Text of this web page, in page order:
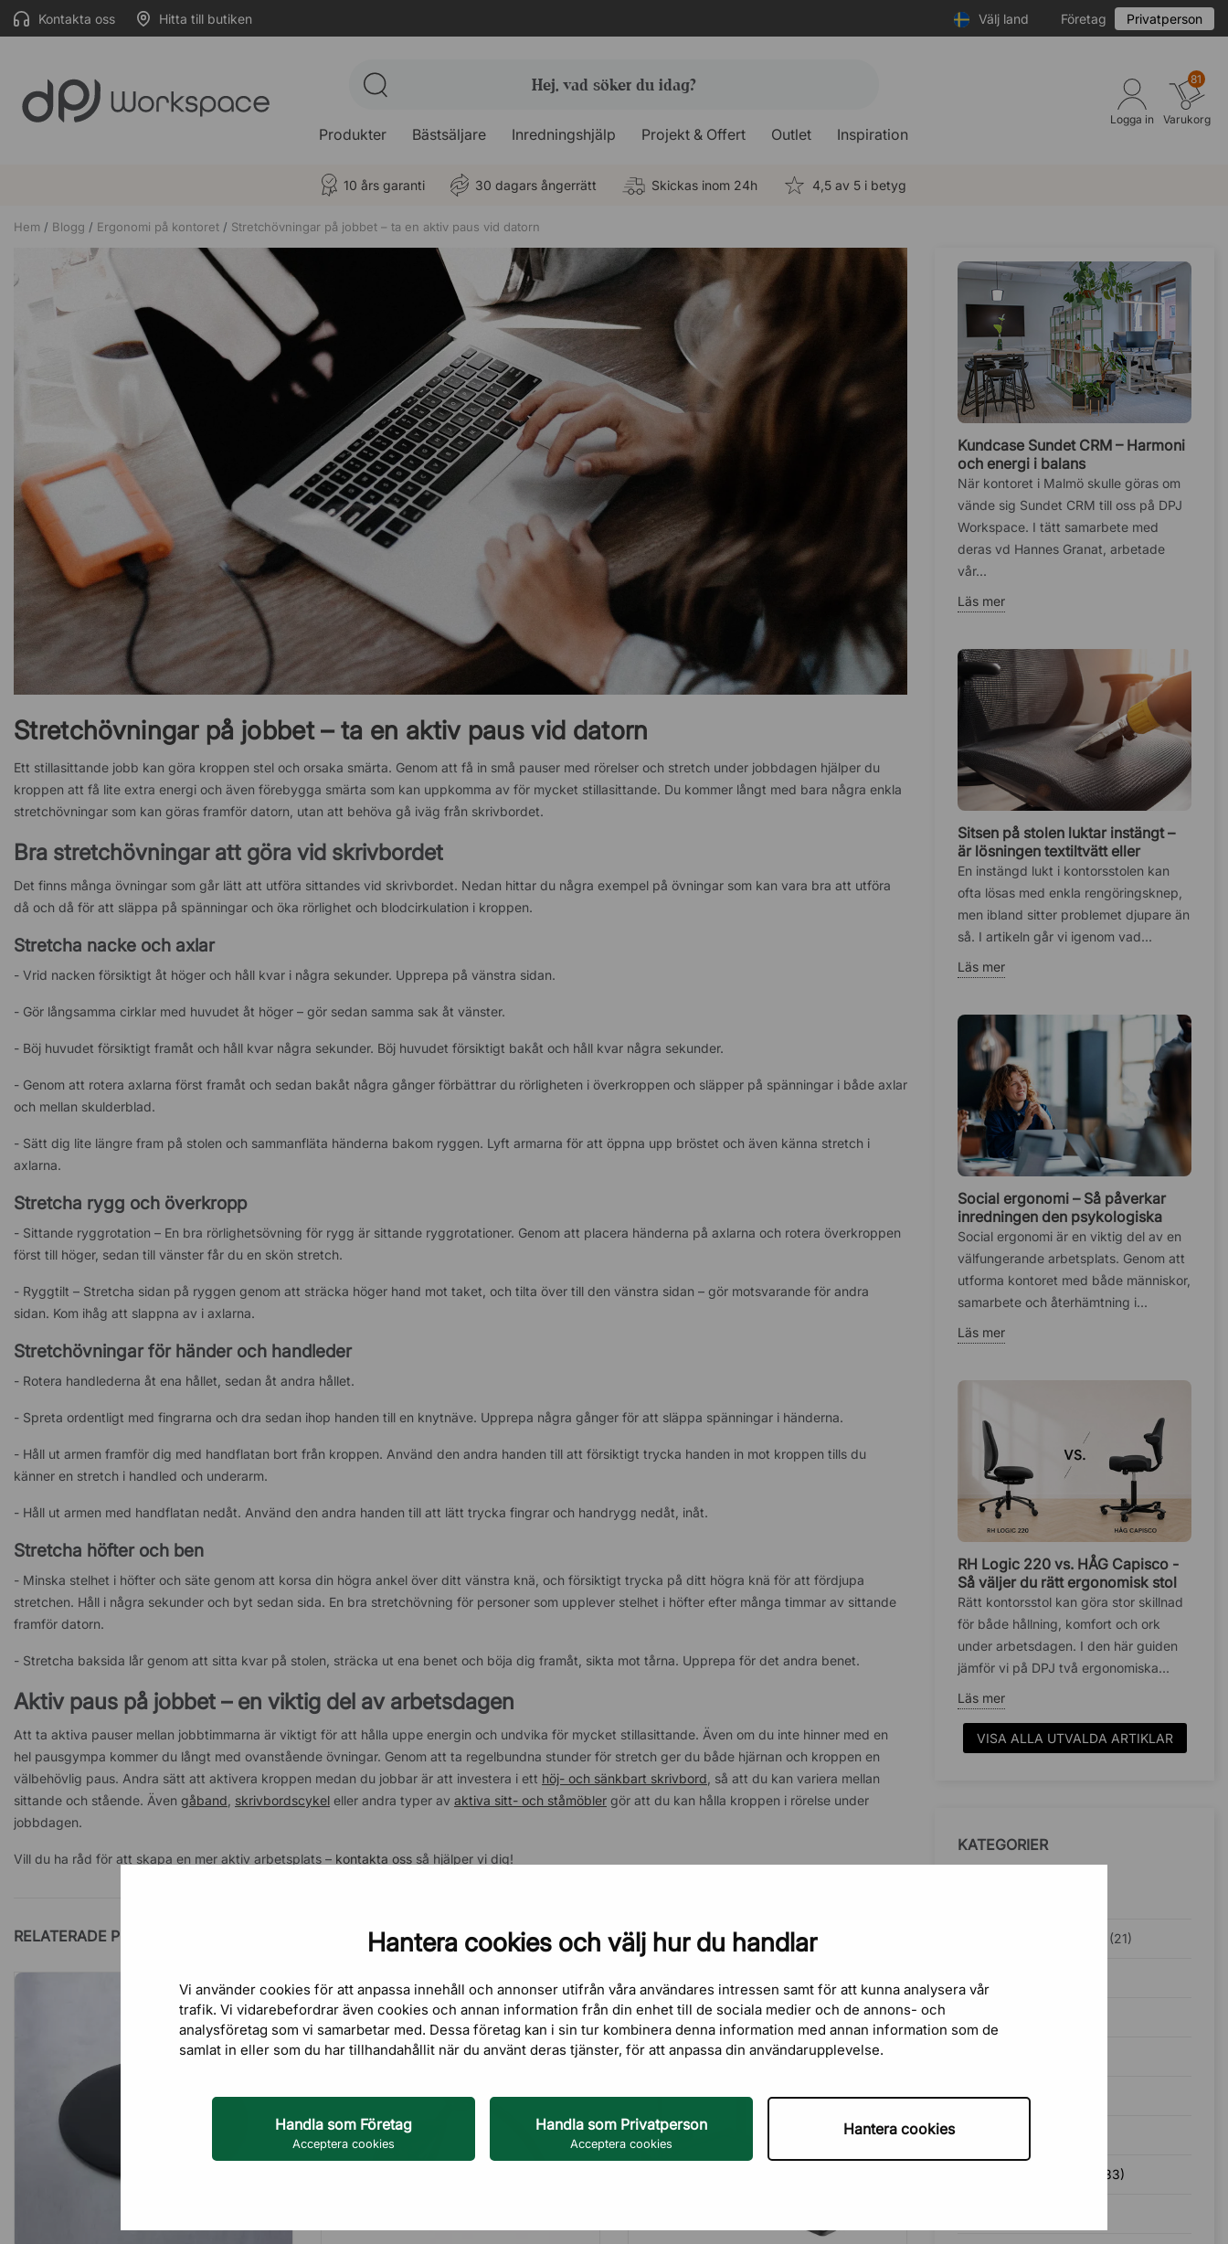
Hantera cookies och välj hur du handlar
Vi använder cookies för att anpassa innehåll och annonser utifrån våra användares intressen samt för att kunna analysera vår
trafik. Vi vidarebefordrar även cookies och annan information från din enhet till de sociala medier och de annons- och
analysföretag som vi samarbetar med. Dessa företag kan i sin tur kombinera denna information med annan information som de
samlat in eller som du har tillhandahållit när du använt deras tjänster, för att anpassa din användarupplevelse.
Handla som Företag
Acceptera cookies
Handla som Privatperson
Acceptera cookies
Hantera cookies
Kontakta oss Hitta till butiken Välj land Företag Privatperson
Produkter Bästsäljare Inredningshjälp Projekt & Offert Outlet Inspiration
Logga in
81
Varukorg
10 års garanti 30 dagars ångerrätt Skickas inom 24h 4,5 av 5 i betyg
Hem Blogg Ergonomi på kontoret Stretchövningar på jobbet – ta en aktiv paus vid datorn
Stretchövningar på jobbet – ta en aktiv paus vid datorn
Ett stillasittande jobb kan göra kroppen stel och orsaka smärta. Genom att få in små pauser med rörelser och stretch under jobbdagen hjälper du
kroppen att få lite extra energi och även förebygga smärta som kan uppkomma av för mycket stillasittande. Du kommer långt med bara några enkla
stretchövningar som kan göras framför datorn, utan att behöva gå iväg från skrivbordet.
Bra stretchövningar att göra vid skrivbordet
Det finns många övningar som går lätt att utföra sittandes vid skrivbordet. Nedan hittar du några exempel på övningar som kan vara bra att utföra
då och då för att släppa på spänningar och öka rörlighet och blodcirkulation i kroppen.
Stretcha nacke och axlar
- Vrid nacken försiktigt åt höger och håll kvar i några sekunder. Upprepa på vänstra sidan.
- Gör långsamma cirklar med huvudet åt höger – gör sedan samma sak åt vänster.
- Böj huvudet försiktigt framåt och håll kvar några sekunder. Böj huvudet försiktigt bakåt och håll kvar några sekunder.
- Genom att rotera axlarna först framåt och sedan bakåt några gånger förbättrar du rörligheten i överkroppen och släpper på spänningar i både axlar
och mellan skulderblad.
- Sätt dig lite längre fram på stolen och sammanfläta händerna bakom ryggen. Lyft armarna för att öppna upp bröstet och även känna stretch i
axlarna.
Stretcha rygg och överkropp
- Sittande ryggrotation – En bra rörlighetsövning för rygg är sittande ryggrotationer. Genom att placera händerna på axlarna och rotera överkroppen
först till höger, sedan till vänster får du en skön stretch.
- Ryggtilt – Stretcha sidan på ryggen genom att sträcka höger hand mot taket, och tilta över till den vänstra sidan – gör motsvarande för andra
sidan. Kom ihåg att slappna av i axlarna.
Stretchövningar för händer och handleder
- Rotera handlederna åt ena hållet, sedan åt andra hållet.
- Spreta ordentligt med fingrarna och dra sedan ihop handen till en knytnäve. Upprepa några gånger för att släppa spänningar i händerna.
- Håll ut armen framför dig med handflatan bort från kroppen. Använd den andra handen till att försiktigt trycka handen in mot kroppen tills du
känner en stretch i handled och underarm.
- Håll ut armen med handflatan nedåt. Använd den andra handen till att lätt trycka fingrar och handrygg nedåt, inåt.
Stretcha höfter och ben
- Minska stelhet i höfter och säte genom att korsa din högra ankel över ditt vänstra knä, och försiktigt trycka på ditt högra knä för att fördjupa
stretchen. Håll i några sekunder och byt sedan sida. En bra stretchövning för personer som upplever stelhet i höfter efter många timmar av sittande
framför datorn.
- Stretcha baksida lår genom att sitta kvar på stolen, sträcka ut ena benet och böja dig framåt, sikta mot tårna. Upprepa för det andra benet.
Aktiv paus på jobbet – en viktig del av arbetsdagen
Att ta aktiva pauser mellan jobbtimmarna är viktigt för att hålla uppe energin och undvika för mycket stillasittande. Även om du inte hinner med en
hel pausgympa kommer du långt med ovanstående övningar. Genom att ta regelbundna stunder för stretch ger du både hjärnan och kroppen en
välbehövlig paus. Andra sätt att aktivera kroppen medan du jobbar är att investera i ett höj- och sänkbart skrivbord , så att du kan variera mellan
sittande och stående. Även gåband skrivbordscykel eller andra typer av aktiva sitt- och ståmöbler gör att du kan hålla kroppen i rörelse under
jobbdagen.
Vill du ha råd för att skapa en mer aktiv arbetsplats – kontakta oss så hjälper vi dig!
RELATERADE PRODUKTER
Kundcase Sundet CRM – Harmoni
och energi i balans
När kontoret i Malmö skulle göras om
vände sig Sundet CRM till oss på DPJ
Workspace. I tätt samarbete med
deras vd Hannes Granat, arbetade
vår...
Läs mer
Sitsen på stolen luktar instängt –
är lösningen textiltvätt eller
fuktskadat skum?
En instängd lukt i kontorsstolen kan
ofta lösas med enkla rengöringsknep,
men ibland sitter problemet djupare än
så. I artikeln går vi igenom vad...
Läs mer
Social ergonomi – Så påverkar
inredningen den psykologiska
hälsan på kontoret
Social ergonomi är en viktig del av en
välfungerande arbetsplats. Genom att
utforma kontoret med både människor,
samarbete och återhämtning i...
Läs mer
RH Logic 220 vs. HÅG Capisco -
Så väljer du rätt ergonomisk stol
Rätt kontorsstol kan göra stor skillnad
för både hållning, komfort och ork
under arbetsdagen. I den här guiden
jämför vi på DPJ två ergonomiska...
Läs mer
VISA ALLA UTVALDA ARTIKLAR
KATEGORIER
Ergonomisk kontorsstol (21)
Guider (49)
Ergonomi på kontoret (33)